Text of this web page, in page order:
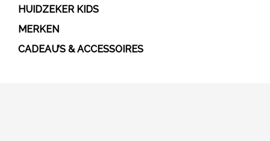
HUIDZEKER KIDS
MERKEN
CADEAU’S & ACCESSOIRES